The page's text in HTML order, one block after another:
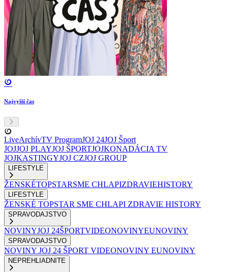
Najvyšší čas
LiveArchívTV ProgramJOJ 24JOJ Šport
JOJJOJ PLAYJOJ ŠPORTJOJKONADÁCIA TV
JOJKASTINGYJOJ CZJOJ GROUP
LIFESTYLE
ŽENSKÉTOPSTARSME CHLAPIZDRAVIEHISTORY
LIFESTYLE
ŽENSKÉ TOPSTAR SME CHLAPI ZDRAVIE HISTORY
SPRAVODAJSTVO
NOVINYJOJ 24ŠPORTVIDEONOVINYEUNOVINY
SPRAVODAJSTVO
NOVINY JOJ 24 ŠPORT VIDEONOVINY EUNOVINY
NEPREHLIADNITE